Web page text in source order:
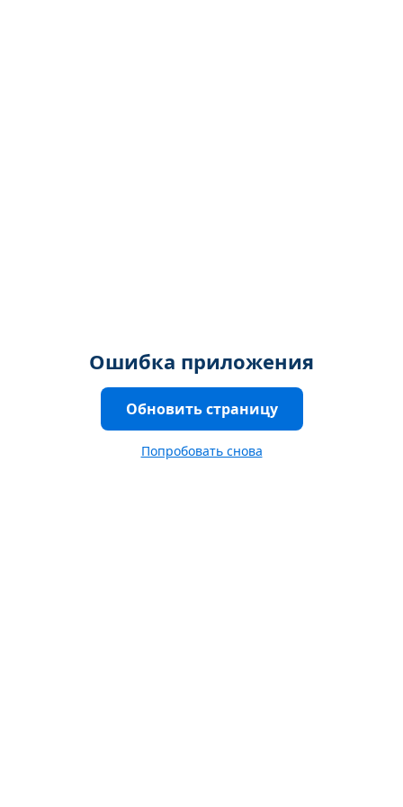
Ошибка приложения
Обновить страницу
Попробовать снова